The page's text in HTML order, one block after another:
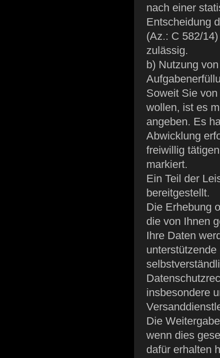
nach einer
Entscheidung
(Az.: C 582/
zulässig.
b) Nutzung
Soweit Sie
wollen, ist es
angeben. Es
Abwicklung
freiwillig
markiert.
Ein Teil der
bereitgestellt.
Die Erhebung
die von Ihnen
Ihre Daten
insbesondere
Die
wenn dies
dafür erhalten